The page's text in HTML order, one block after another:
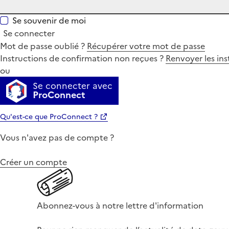
Se souvenir de moi
Se connecter
Mot de passe oublié ? Récupérer votre mot de passe
Instructions de confirmation non reçues ? Renvoyer les
ou
Se connecter avec
ProConnect
Qu'est-ce que ProConnect ?
Vous n'avez pas de compte ?
Créer un compte
Abonnez-vous à notre lettre d'information